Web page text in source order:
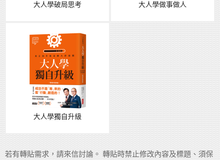
大人學破局思考 大人學做事做人
大人學獨自升級
若有轉貼需求，請來信討論。 轉貼時禁止修改內容及標題、須保